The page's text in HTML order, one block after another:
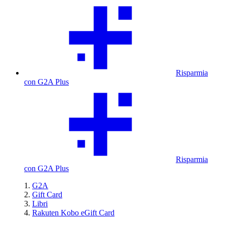
Risparmia
con G2A Plus
Risparmia
con G2A Plus
G2A
Gift Card
Libri
Rakuten Kobo eGift Card